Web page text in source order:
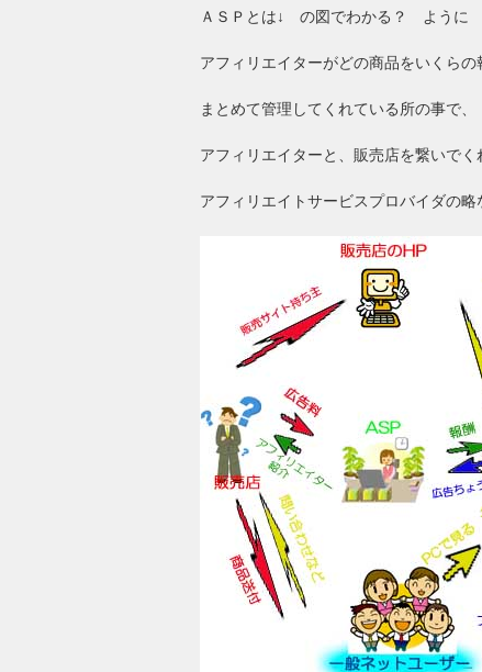
ＡＳＰとは↓ の図でわかる？ ように
アフィリエイターがどの商品をいくら
まとめて管理してくれている所の事で、
アフィリエイターと、販売店を繋いでく
アフィリエイトサービスプロバイダの略